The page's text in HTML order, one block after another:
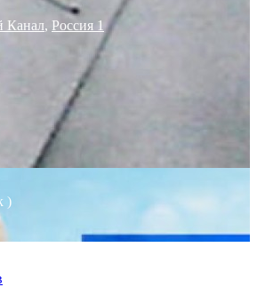
Канал, Россия 1
)